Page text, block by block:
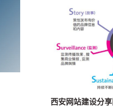
在
出率越低越好，但
功能的标准都有所不
西安网站建设分